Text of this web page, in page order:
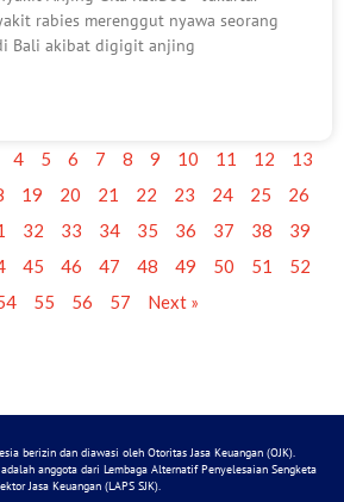
rabies merenggut nyawa seorang
Bali akibat digigit anjing
4 5 6 7 8 9 10 11 12
13
19 20 21 22 23 24 25
26
32 33 34 35 36 37 38
39
45 46 47 48 49 50 51
52
55 56 57 Next »
berizin dan diawasi oleh Otoritas Jasa Keuangan (OJK).
anggota dari Lembaga Alternatif Penyelesaian Sengketa
Jasa Keuangan (LAPS SJK).